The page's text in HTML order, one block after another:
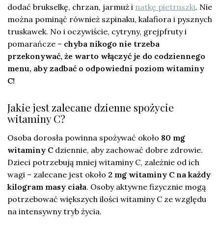
dodać brukselkę, chrzan, jarmuż i natkę pietruszki. Nie
można pominąć również szpinaku, kalafiora i pysznych
truskawek. No i oczywiście, cytryny, grejpfruty i
pomarańcze – chyba nikogo nie trzeba
przekonywać, że warto włączyć je do codziennego
menu, aby zadbać o odpowiedni poziom witaminy
C!
Jakie jest zalecane dzienne spożycie
witaminy C?
Osoba dorosła powinna spożywać około 80 mg
witaminy C dziennie, aby zachować dobre zdrowie.
Dzieci potrzebują mniej witaminy C, zależnie od ich
wagi – zalecane jest około 2 mg witaminy C na każdy
kilogram masy ciała. Osoby aktywne fizycznie mogą
potrzebować większych ilości witaminy C ze względu
na intensywny tryb życia.